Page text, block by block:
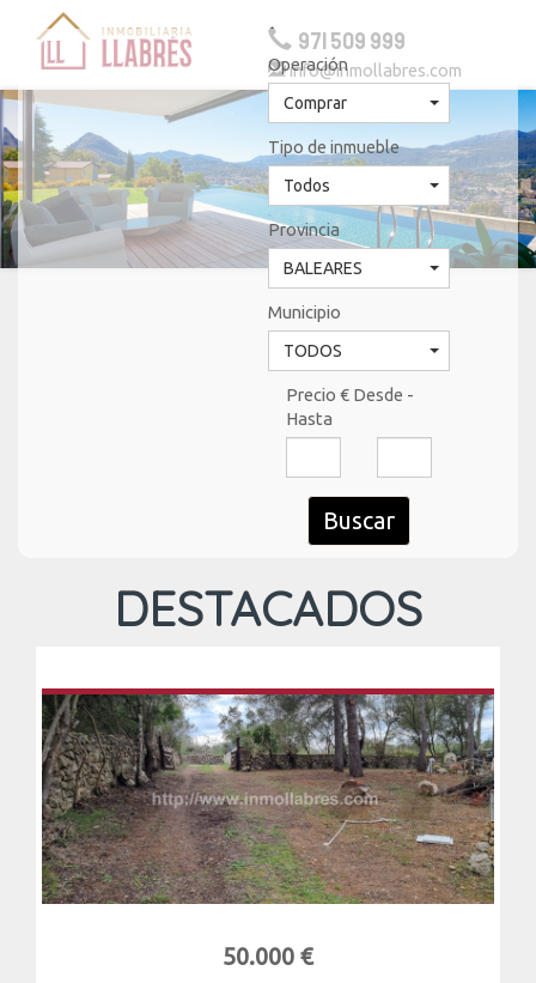
971 509 999
info@inmollabres.com
Operación
Comprar
Tipo de inmueble
Todos
Provincia
BALEARES
Municipio
TODOS
Precio € Desde -
Hasta
Buscar
DESTACADOS
50.000 €